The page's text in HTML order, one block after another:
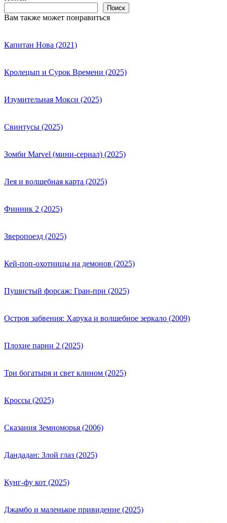
Поиск
Вам также может понравиться
Капитан Нова (2021)
Кролецып и Сурок Времени (2025)
Изумительная Мокси (2025)
Свинтусы (2025)
Зомби Marvel (мини-сериал) (2025)
Лея и волшебная карта (2025)
Финник 2 (2025)
Зверопоезд (2025)
Кей-поп-охотницы на демонов (2025)
Пушистый форсаж: Гран-при (2025)
Остров забвения: Харука и волшебное зеркало (2009)
Плохие парни 2 (2025)
Три богатыря и свет клином (2025)
Кроссы (2025)
Сказания Земноморья (2006)
Дандадан: Злой глаз (2025)
Кунг-фу кот (2025)
Джамбо и маленькое привидение (2025)